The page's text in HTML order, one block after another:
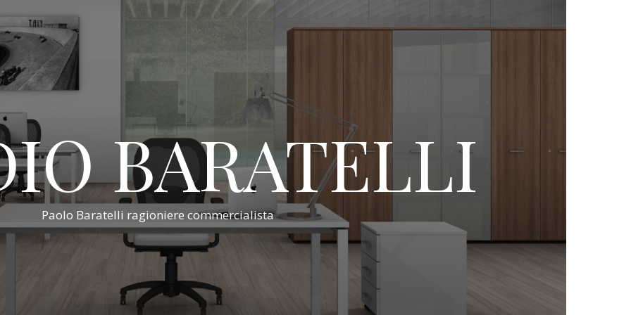
BARATELLI
Paolo Baratelli ragioniere commercialista